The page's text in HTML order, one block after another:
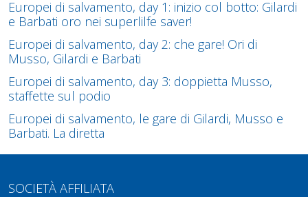
Europei di salvamento, day 1: inizio col botto: Gilardi
e Barbati oro nei superlilfe saver!
Europei di salvamento, day 2: che gare! Ori di
Musso, Gilardi e Barbati
Europei di salvamento, day 3: doppietta Musso,
staffette sul podio
Europei di salvamento, le gare di Gilardi, Musso e
Barbati. La diretta
SOCIETÀ AFFILIATA